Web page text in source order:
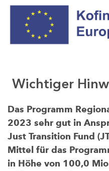
Wichtiger
Das Programm
2023 sehr gut in
Just Transition Fund
Mittel für das
in Höhe von 100,0